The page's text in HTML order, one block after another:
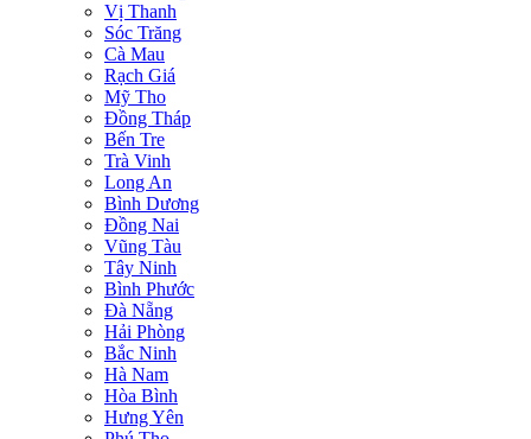
Vị Thanh
Sóc Trăng
Cà Mau
Rạch Giá
Mỹ Tho
Đồng Tháp
Bến Tre
Trà Vinh
Long An
Bình Dương
Đồng Nai
Vũng Tàu
Tây Ninh
Bình Phước
Đà Nẵng
Hải Phòng
Bắc Ninh
Hà Nam
Hòa Bình
Hưng Yên